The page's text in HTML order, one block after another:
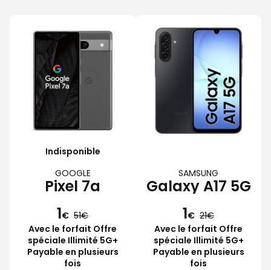
Indisponible
GOOGLE
Pixel 7a
1€ 51
Avec le forfait Offre
spéciale Illimité 5G+
Payable en plusieurs
fois
SAMSUNG
Galaxy A17 5G
1€ 21
Avec le forfait Offre
spéciale Illimité 5G+
Payable en plusieurs
fois